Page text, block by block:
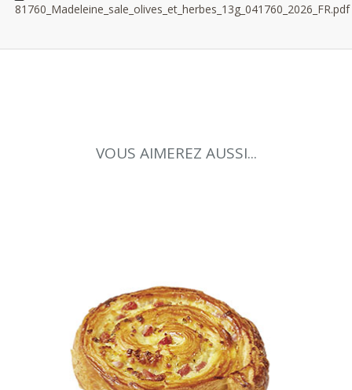
81760_Madeleine_sale_olives_et_herbes_13g_041760_2026_FR.pdf
VOUS AIMEREZ AUSSI...